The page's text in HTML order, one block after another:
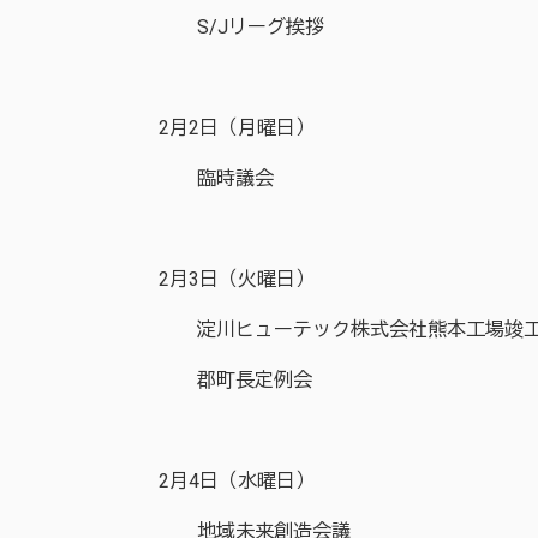
S/Jリーグ挨拶
2月2日（月曜日）
臨時議会
2月3日（火曜日）
淀川ヒューテック株式会社熊本工場竣
郡町長定例会
2月4日（水曜日）
地域未来創造会議